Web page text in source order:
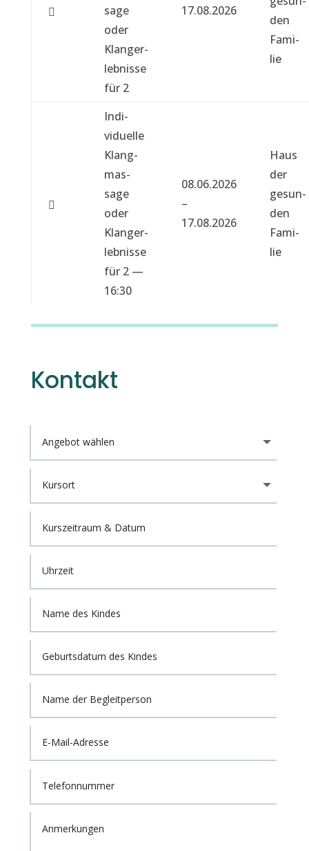
sage
oder
Klanger­
leb­nisse
für 2
17.08.2026
den
Fam­i­
lie
Indi­
vidu­elle
Klang­
mas­
sage
oder
Klanger­
leb­nisse
für 2 —
16:30
08.06.2026
–
17.08.2026
Haus
der
gesun­
den
Fam­i­
lie
Kontakt